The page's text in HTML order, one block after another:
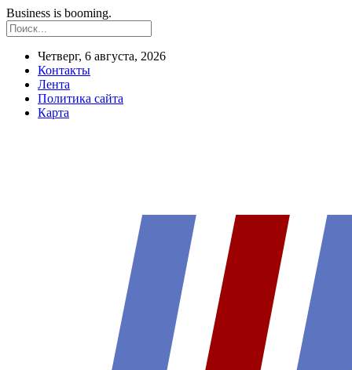
Business is booming.
Четверг, 6 августа, 2026
Контакты
Лента
Политика сайта
Карта